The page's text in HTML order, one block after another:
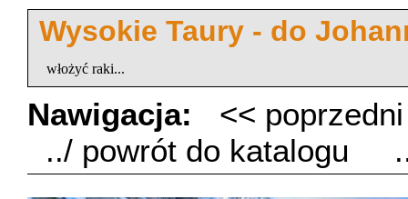
Wysokie Taury - do
włożyć raki...
Nawigacja:
<<
../ powrót do katalogu